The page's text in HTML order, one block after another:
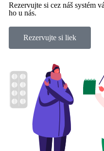
Rezervujte si cez náš systém
ho u nás.
Rezervujte si liek